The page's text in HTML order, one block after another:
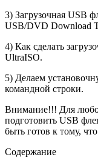
3) Загрузочная USB
USB/DVD Download
4) Как сделать
UltraISO.
5) Делаем
командной строки.
Внимание!!! Для
подготовить USB
быть готов к тому,
Содержание